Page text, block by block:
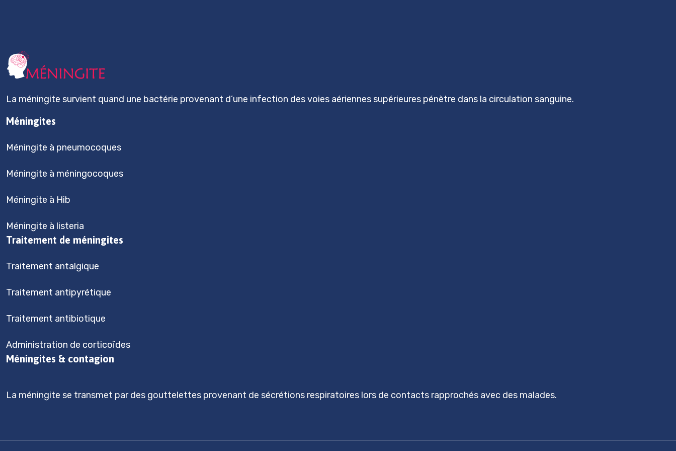
La méningite survient quand une bactérie provenant d’une infection des voies aériennes supérieures pénètre dans la circulation sanguine.
Méningites
Méningite à pneumocoques
Méningite à méningocoques
Méningite à Hib
Méningite à listeria
Traitement de méningites
Traitement antalgique
Traitement antipyrétique
Traitement antibiotique
Administration de corticoïdes
Méningites & contagion
La méningite se transmet par des gouttelettes provenant de sécrétions respiratoires lors de contacts rapprochés avec des malades.